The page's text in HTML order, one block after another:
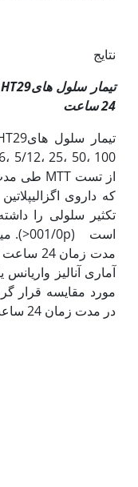
نتایج
تیمار سلول هایHT29
24 ساعت
در مدت زمان 24 ساعت در شکل 1 نشان داده شده است.